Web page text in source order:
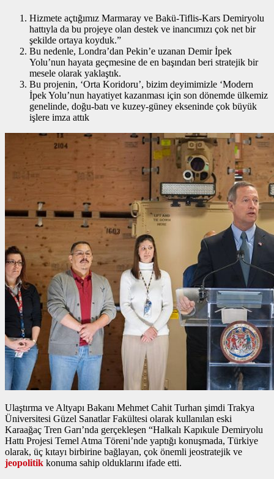
Hizmete açtığımız Marmaray ve Bakü-Tiflis-Kars Demiryolu
hattıyla da bu projeye olan destek ve inancımızı çok net bir
şekilde ortaya koyduk.”
Bu nedenle, Londra’dan Pekin’e uzanan Demir İpek
Yolu’nun hayata geçmesine de en başından beri stratejik bir
mesele olarak yaklaştık.
Bu projenin, ‘Orta Koridoru’, bizim deyimimizle ‘Modern
İpek Yolu’nun hayatiyet kazanması için son dönemde ülkemiz
genelinde, doğu-batı ve kuzey-güney ekseninde çok büyük
işlere imza attık
Ulaştırma ve Altyapı Bakanı Mehmet Cahit Turhan şimdi Trakya
Üniversitesi Güzel Sanatlar Fakültesi olarak kullanılan eski
Karaağaç Tren Garı’nda gerçekleşen “Halkalı Kapıkule Demiryolu
Hattı Projesi Temel Atma Töreni’nde yaptığı konuşmada, Türkiye
olarak, üç kıtayı birbirine bağlayan, çok önemli jeostratejik ve
jeopolitik konuma sahip olduklarını ifade etti.